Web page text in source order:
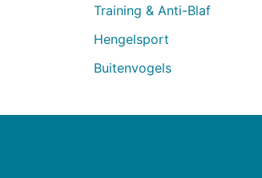
Training & Anti-Blaf
Hengelsport
Buitenvogels